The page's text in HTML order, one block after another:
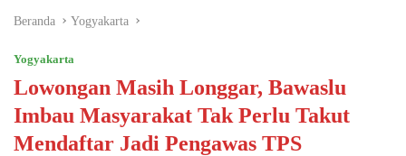
Beranda Yogyakarta
Yogyakarta
Lowongan Masih Longgar, Bawaslu
Imbau Masyarakat Tak Perlu Takut
Mendaftar Jadi Pengawas TPS